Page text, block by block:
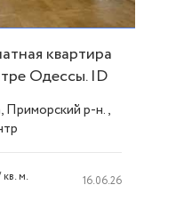
квартира
Одессы. ID
Приморский р-н.,
м. 16.06.26